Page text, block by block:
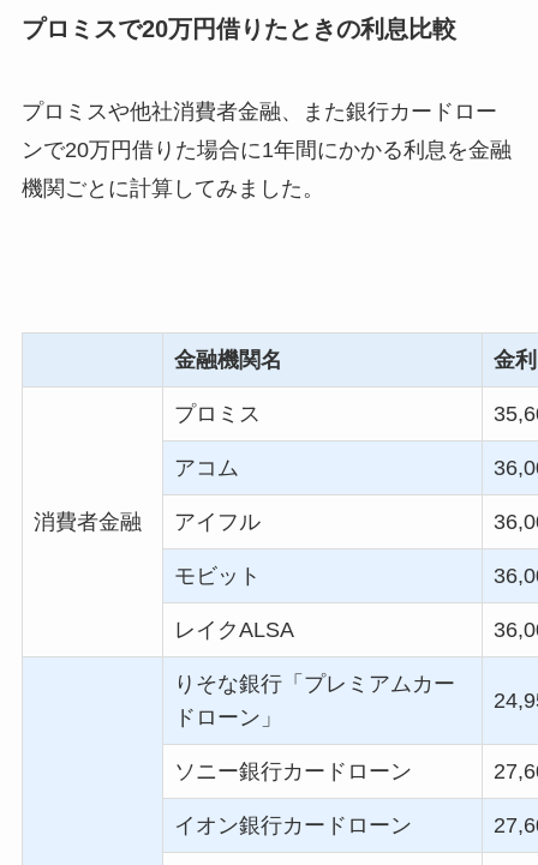
プロミスで20万円借りたときの利息比較
プロミスや他社消費者金融、また銀行カードロー
ンで20万円借りた場合に1年間にかかる利息を金融
機関ごとに計算してみました。
金融機関名 金利
消費者金融
プロミス
アコム
アイフル
モビット
レイクALSA
りそな銀行「プレミアムカー
ドローン」
ソニー銀行カードローン
イオン銀行カードローン